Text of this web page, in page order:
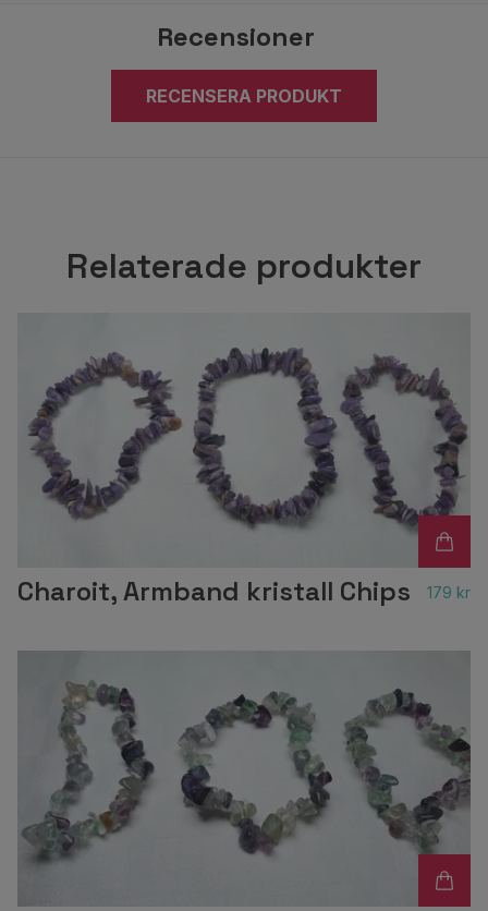
Recensioner
RECENSERA PRODUKT
Relaterade produkter
Charoit, Armband kristall Chips 179 kr